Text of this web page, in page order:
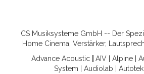
CS Musiksysteme GmbH -- Der
Home Cinema, Verstärker,
Advance Acoustic
AIV| Alpine|
System
Audiolab Autotek